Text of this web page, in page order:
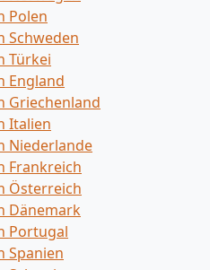
Polen
Schweden
Türkei
England
Griechenland
Italien
Niederlande
Frankreich
Österreich
Dänemark
Portugal
Spanien